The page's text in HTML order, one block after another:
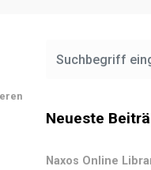
Neueste
Naxos Online